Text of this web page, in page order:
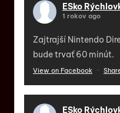
ESko
1 rokov ago
Zajtrajší Nintendo
bude trvať 60 minút.
View on Facebook ·
ESko